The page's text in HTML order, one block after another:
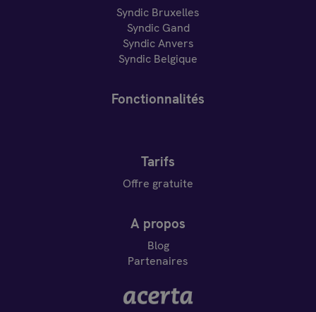
Syndic Bruxelles
Syndic Gand
Syndic Anvers
Syndic Belgique
Fonctionnalités
Tarifs
Offre gratuite
A propos
Blog
Partenaires